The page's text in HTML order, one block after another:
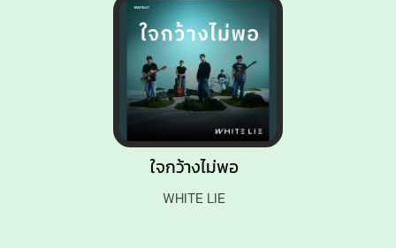
ใจกว้างไม่พอ
WHITE LIE